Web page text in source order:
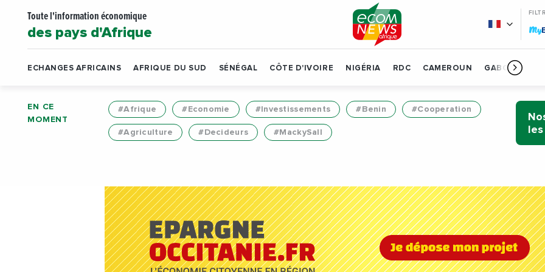
Toute l'information économique
des pays d'Afrique My
ECHANGES AFRICAINS AFRIQUE DU SUD SÉNÉGAL CÔTE D'IVOIRE NIGÉRIA RDC CAMEROUN GABON
EN CE
MOMENT
#Afrique #Economie #Investissements #Benin #Cooperation
#Agriculture #Decideurs #MackySall